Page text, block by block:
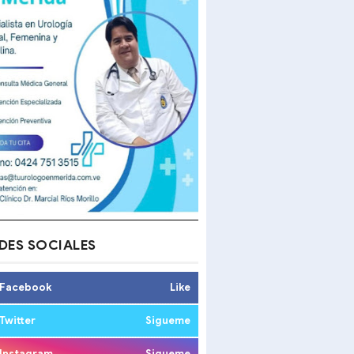
SOCIALES
Like
Sigueme